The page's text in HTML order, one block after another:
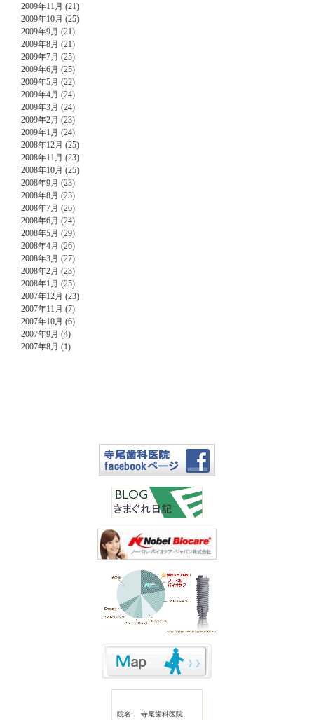
2009年11月 (21)
2009年10月 (25)
2009年9月 (21)
2009年8月 (21)
2009年7月 (25)
2009年6月 (25)
2009年5月 (22)
2009年4月 (24)
2009年3月 (24)
2009年2月 (23)
2009年1月 (24)
2008年12月 (25)
2008年11月 (23)
2008年10月 (25)
2008年9月 (23)
2008年8月 (23)
2008年7月 (26)
2008年6月 (24)
2008年5月 (29)
2008年4月 (26)
2008年3月 (27)
2008年2月 (23)
2008年1月 (25)
2007年12月 (23)
2007年11月 (7)
2007年10月 (6)
2007年9月 (4)
2007年8月 (1)
院名:
寺尾歯科医院